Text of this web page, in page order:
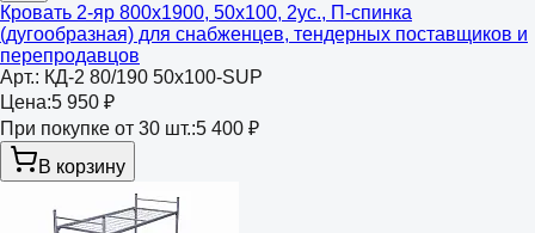
Кровать 2-яр 800х1900, 50х100, 2ус., П-спинка
(дугообразная) для снабженцев, тендерных поставщиков и
перепродавцов
Арт.: КД-2 80/190 50х100-SUP
Цена:5 950 ₽
При покупке от 30 шт.:5 400 ₽
В корзину